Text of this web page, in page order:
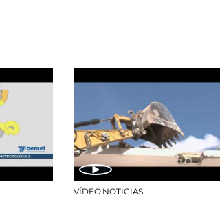
VÍDEO NOTICIAS